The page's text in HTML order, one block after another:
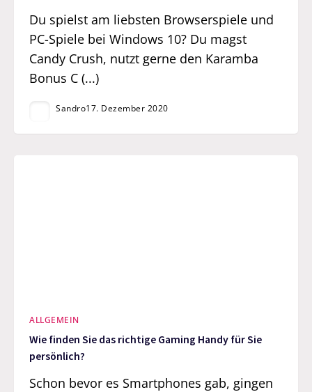
Du spielst am liebsten Browserspiele und
PC-Spiele bei Windows 10? Du magst
Candy Crush, nutzt gerne den Karamba
Bonus C (...)
Sandro17. Dezember 2020
ALLGEMEIN
Wie finden Sie das richtige Gaming Handy für Sie
persönlich?
Schon bevor es Smartphones gab, gingen